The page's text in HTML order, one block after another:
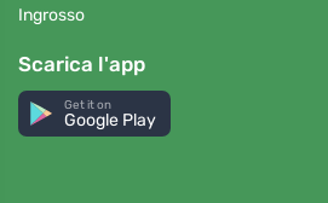
Ingrosso
Scarica l'app
Get it on
Google Play